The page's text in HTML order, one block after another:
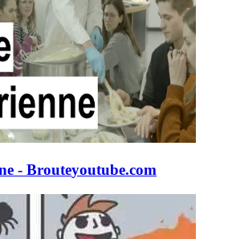
- Brouteyoutube.com